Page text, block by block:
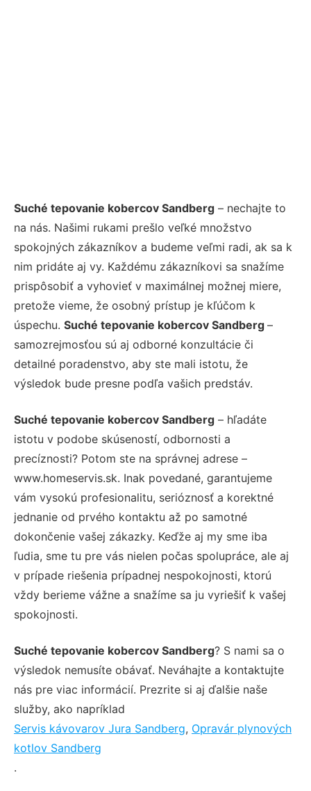
Suché tepovanie kobercov Sandberg – nechajte to
na nás. Našimi rukami prešlo veľké množstvo
spokojných zákazníkov a budeme veľmi radi, ak sa k
nim pridáte aj vy. Každému zákazníkovi sa snažíme
prispôsobiť a vyhovieť v maximálnej možnej miere,
pretože vieme, že osobný prístup je kľúčom k
úspechu. Suché tepovanie kobercov Sandberg –
samozrejmosťou sú aj odborné konzultácie či
detailné poradenstvo, aby ste mali istotu, že
výsledok bude presne podľa vašich predstáv.
Suché tepovanie kobercov Sandberg – hľadáte
istotu v podobe skúseností, odbornosti a
precíznosti? Potom ste na správnej adrese –
www.homeservis.sk. Inak povedané, garantujeme
vám vysokú profesionalitu, serióznosť a korektné
jednanie od prvého kontaktu až po samotné
dokončenie vašej zákazky. Keďže aj my sme iba
ľudia, sme tu pre vás nielen počas spolupráce, ale aj
v prípade riešenia prípadnej nespokojnosti, ktorú
vždy berieme vážne a snažíme sa ju vyriešiť k vašej
spokojnosti.
Suché tepovanie kobercov Sandberg? S nami sa o
výsledok nemusíte obávať. Neváhajte a kontaktujte
nás pre viac informácií. Prezrite si aj ďalšie naše
služby, ako napríklad
Servis kávovarov Jura Sandberg, Opravár plynových
kotlov Sandberg
.